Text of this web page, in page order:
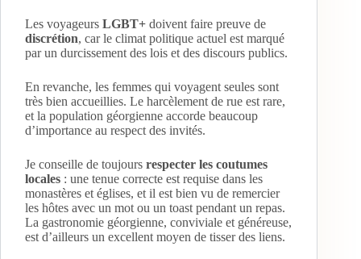
Les voyageurs LGBT+ doivent faire preuve de
discrétion, car le climat politique actuel est marqué
par un durcissement des lois et des discours publics.
En revanche, les femmes qui voyagent seules sont
très bien accueillies. Le harcèlement de rue est rare,
et la population géorgienne accorde beaucoup
d’importance au respect des invités.
Je conseille de toujours respecter les coutumes
locales : une tenue correcte est requise dans les
monastères et églises, et il est bien vu de remercier
les hôtes avec un mot ou un toast pendant un repas.
La gastronomie géorgienne, conviviale et généreuse,
est d’ailleurs un excellent moyen de tisser des liens.